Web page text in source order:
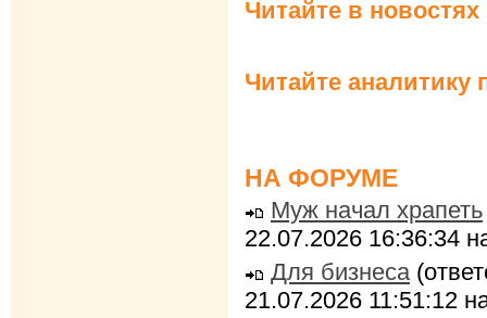
Читайте в
Читайте аналитику
НА ФОРУМЕ
Муж начал храпеть
22.07.2026 16:36:34
Для бизнеса
21.07.2026 11:51:12